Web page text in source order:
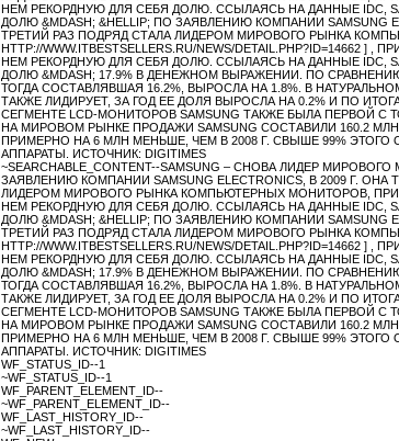
НЕМ РЕКОРДНУЮ ДЛЯ СЕБЯ ДОЛЮ. ССЫЛАЯСЬ НА ДАННЫЕ IDC,
ДОЛЮ &MDASH; &HELLIP; ПО ЗАЯВЛЕНИЮ КОМПАНИИ SAMSUNG
ТРЕТИЙ РАЗ ПОДРЯД СТАЛА ЛИДЕРОМ МИРОВОГО РЫНКА
HTTP://WWW.ITBESTSELLERS.RU/NEWS/DETAIL.PHP?ID=14662 ]
НЕМ РЕКОРДНУЮ ДЛЯ СЕБЯ ДОЛЮ. ССЫЛАЯСЬ НА ДАННЫЕ IDC,
ДОЛЮ &MDASH; 17.9% В ДЕНЕЖНОМ ВЫРАЖЕНИИ. ПО
ТОГДА СОСТАВЛЯВШАЯ 16.2%, ВЫРОСЛА НА 1.8%. В
ТАКЖЕ ЛИДИРУЕТ, ЗА ГОД ЕЕ ДОЛЯ ВЫРОСЛА НА 0.2% И ПО
СЕГМЕНТЕ LCD-МОНИТОРОВ SAMSUNG ТАКЖЕ БЫЛА ПЕРВОЙ С
НА МИРОВОМ РЫНКЕ ПРОДАЖИ SAMSUNG СОСТАВИЛИ 160.2
ПРИМЕРНО НА 6 МЛН МЕНЬШЕ, ЧЕМ В 2008 Г. СВЫШЕ 99% ЭТОГО
АППАРАТЫ. ИСТОЧНИК: DIGITIMES
~SEARCHABLE_CONTENT--SAMSUNG – СНОВА ЛИДЕР
ЗАЯВЛЕНИЮ КОМПАНИИ SAMSUNG ELECTRONICS, В 2009 Г.
ЛИДЕРОМ МИРОВОГО РЫНКА КОМПЬЮТЕРНЫХ МОНИТОРОВ,
НЕМ РЕКОРДНУЮ ДЛЯ СЕБЯ ДОЛЮ. ССЫЛАЯСЬ НА ДАННЫЕ IDC,
ДОЛЮ &MDASH; &HELLIP; ПО ЗАЯВЛЕНИЮ КОМПАНИИ SAMSUNG
ТРЕТИЙ РАЗ ПОДРЯД СТАЛА ЛИДЕРОМ МИРОВОГО РЫНКА
HTTP://WWW.ITBESTSELLERS.RU/NEWS/DETAIL.PHP?ID=14662 ]
НЕМ РЕКОРДНУЮ ДЛЯ СЕБЯ ДОЛЮ. ССЫЛАЯСЬ НА ДАННЫЕ IDC,
ДОЛЮ &MDASH; 17.9% В ДЕНЕЖНОМ ВЫРАЖЕНИИ. ПО
ТОГДА СОСТАВЛЯВШАЯ 16.2%, ВЫРОСЛА НА 1.8%. В
ТАКЖЕ ЛИДИРУЕТ, ЗА ГОД ЕЕ ДОЛЯ ВЫРОСЛА НА 0.2% И ПО
СЕГМЕНТЕ LCD-МОНИТОРОВ SAMSUNG ТАКЖЕ БЫЛА ПЕРВОЙ С
НА МИРОВОМ РЫНКЕ ПРОДАЖИ SAMSUNG СОСТАВИЛИ 160.2
ПРИМЕРНО НА 6 МЛН МЕНЬШЕ, ЧЕМ В 2008 Г. СВЫШЕ 99% ЭТОГО
АППАРАТЫ. ИСТОЧНИК: DIGITIMES
WF_STATUS_ID--1
~WF_STATUS_ID--1
WF_PARENT_ELEMENT_ID--
~WF_PARENT_ELEMENT_ID--
WF_LAST_HISTORY_ID--
~WF_LAST_HISTORY_ID--